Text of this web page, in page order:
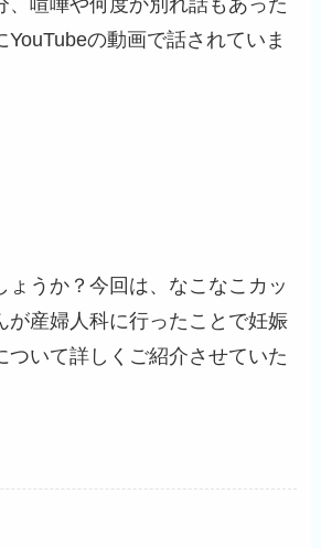
YouTubeの動画で話されていま
ょうか？今回は、なこなこカッ
が産婦人科に行ったことで妊娠
ついて詳しくご紹介させていた